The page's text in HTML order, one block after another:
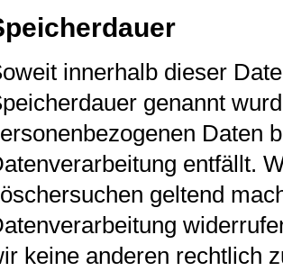
innerhalb dieser
genannt
Daten
entfällt.
geltend
keine anderen rechtlich